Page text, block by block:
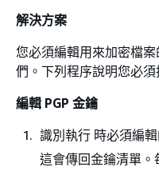
解決方案
您必須編輯用來加密檔
們。下列程序說明您必須
編輯 PGP 金鑰
識別執行 時必須編
這會傳回金鑰清單。